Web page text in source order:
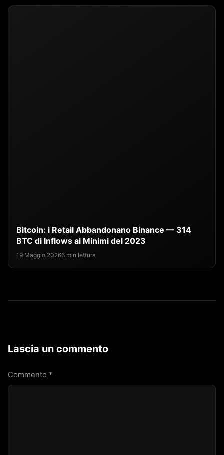
Bitcoin: i Retail Abbandonano Binance — 314
BTC di Inflows ai Minimi del 2023
19 Maggio 20266 min lettura
Lascia un commento
Commento *